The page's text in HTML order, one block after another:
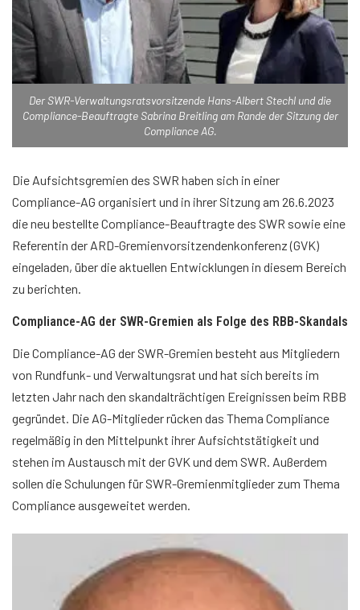
Der SWR-Verwaltungsratsvorsitzende Hans-Albert Stechl und die
Compliance-Beauftragte Sabrina Breitling am Rande der Sitzung der
Compliance AG.
Die Aufsichtsgremien des SWR haben sich in einer
Compliance-AG organisiert und in ihrer Sitzung am 26.6.2023
die neu bestellte Compliance-Beauftragte des SWR sowie eine
Referentin der ARD-Gremienvorsitzendenkonferenz (GVK)
eingeladen, über die aktuellen Entwicklungen in diesem Bereich
zu berichten.
Compliance-AG der SWR-Gremien als Folge des RBB-Skandals
Die Compliance-AG der SWR-Gremien besteht aus Mitgliedern
von Rundfunk- und Verwaltungsrat und hat sich bereits im
letzten Jahr nach den skandalträchtigen Ereignissen beim RBB
gegründet. Die AG-Mitglieder rücken das Thema Compliance
regelmäßig in den Mittelpunkt ihrer Aufsichtstätigkeit und
stehen im Austausch mit der GVK und dem SWR. Außerdem
sollen die Schulungen für SWR-Gremienmitglieder zum Thema
Compliance ausgeweitet werden.